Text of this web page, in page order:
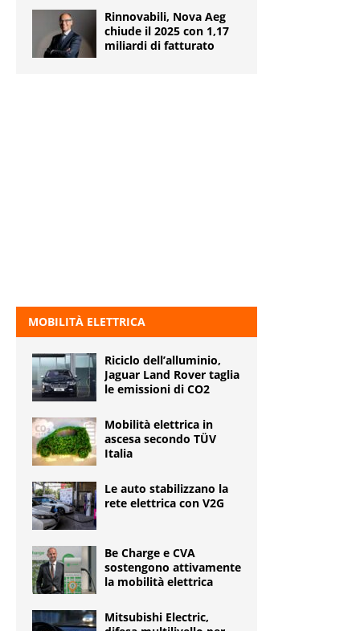
Rinnovabili, Nova Aeg
chiude il 2025 con 1,17
miliardi di fatturato
MOBILITÀ ELETTRICA
Riciclo dell’alluminio,
Jaguar Land Rover taglia
le emissioni di CO2
Mobilità elettrica in
ascesa secondo TÜV
Italia
Le auto stabilizzano la
rete elettrica con V2G
Be Charge e CVA
sostengono attivamente
la mobilità elettrica
Mitsubishi Electric,